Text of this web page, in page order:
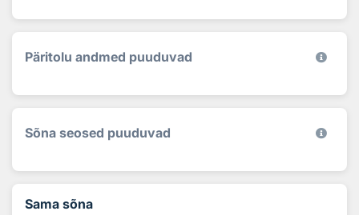
Päritolu andmed puuduvad
Sõna seosed puuduvad
Sama sõna